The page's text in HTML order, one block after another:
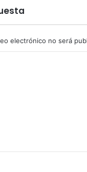
electrónico no será